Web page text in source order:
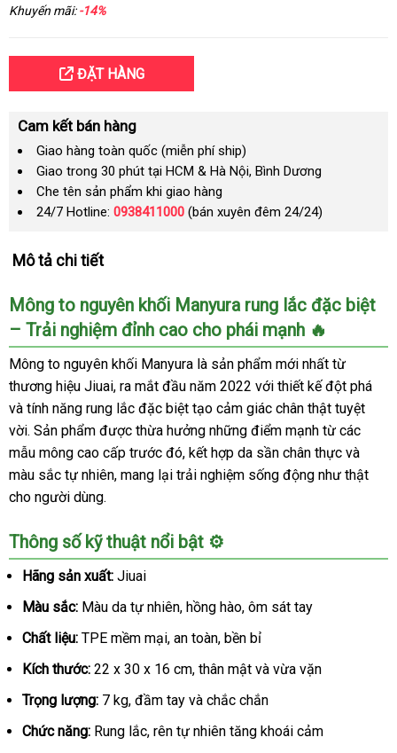
Khuyến mãi:-14%
ĐẶT HÀNG
Cam kết bán hàng
Giao hàng toàn quốc (miễn phí ship)
Giao trong 30 phút tại HCM & Hà Nội, Bình Dương
Che tên sản phẩm khi giao hàng
24/7 Hotline: 0938411000 (bán xuyên đêm 24/24)
Mô tả chi tiết
Mông to nguyên khối Manyura rung lắc đặc biệt
– Trải nghiệm đỉnh cao cho phái mạnh 🔥
Mông to nguyên khối Manyura là sản phẩm mới nhất từ
thương hiệu Jiuai, ra mắt đầu năm 2022 với thiết kế đột phá
và tính năng rung lắc đặc biệt tạo cảm giác chân thật tuyệt
vời. Sản phẩm được thừa hưởng những điểm mạnh từ các
mẫu mông cao cấp trước đó, kết hợp da sần chân thực và
màu sắc tự nhiên, mang lại trải nghiệm sống động như thật
cho người dùng.
Thông số kỹ thuật nổi bật ⚙️
Hãng sản xuất: Jiuai
Màu sắc: Màu da tự nhiên, hồng hào, ôm sát tay
Chất liệu: TPE mềm mại, an toàn, bền bỉ
Kích thước: 22 x 30 x 16 cm, thân mật và vừa vặn
Trọng lượng: 7 kg, đầm tay và chắc chắn
Chức năng: Rung lắc, rên tự nhiên tăng khoái cảm